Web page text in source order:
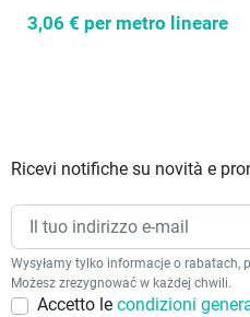
3,06 € per metro lineare
Ricevi notifiche su novità e
Wysyłamy tylko informacje o rabatach,
Możesz zrezygnować w każdej chwili.
Accetto le condizioni